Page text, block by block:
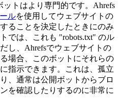
ットはより専門的です。Ahrefs
ルを使用してウェブサイトの
ることを決定したときにのみ
では、これも "robots.txt" のル
し、Ahrefsでウェブサイトの
場合、このボットにそれらの
指示できます。これは、孤立
、通常は公開ボットからブロ
を確認したりするのに非常に